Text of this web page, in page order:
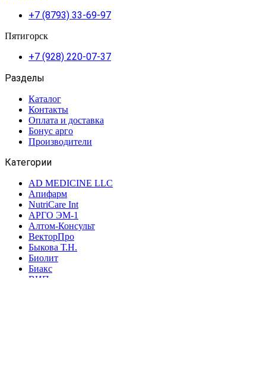
+7 (8793) 33-69-97
Пятигорск
+7 (928) 220-07-37
Разделы
Каталог
Контакты
Оплата и доставка
Бонус арго
Производители
Категории
AD MEDICINE LLC
Апифарм
NutriCare Int
АРГО ЭМ-1
Алтом-Консульт
ВекторПро
Быкова Т.Н.
Биолит
Биакс
ВИП